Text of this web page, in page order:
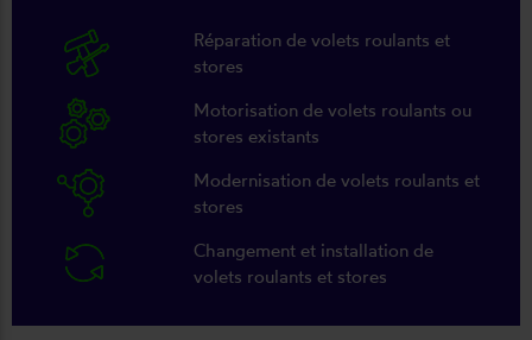
Réparation de volets roulants et
stores
Motorisation de volets roulants ou
stores existants
Modernisation de volets roulants et
stores
Changement et installation de
volets roulants et stores